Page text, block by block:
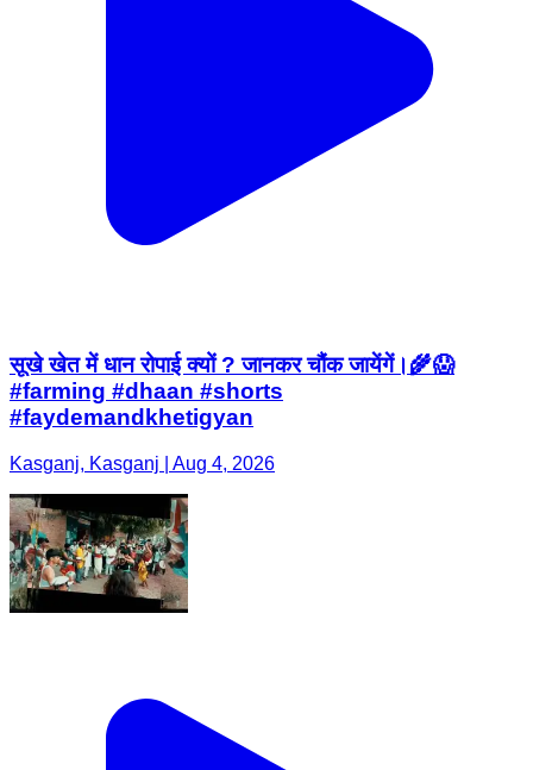
सूखे खेत में धान रोपाई क्यों ? जानकर चौंक जायेंगें।🌾😱
#farming #dhaan #shorts
#faydemandkhetigyan
Kasganj, Kasganj | Aug 4, 2026